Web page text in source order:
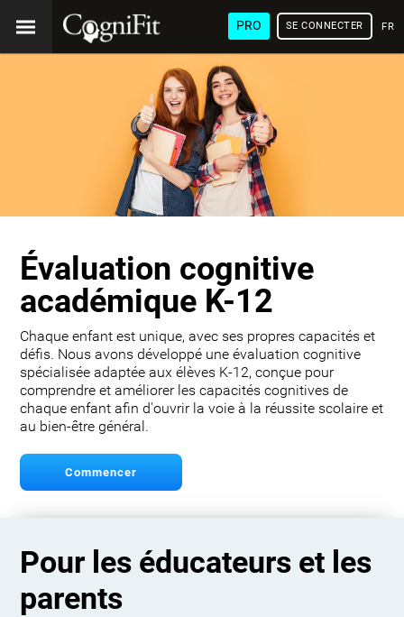
PRO SE CONNECTER
Évaluation cognitive
académique K-12
Chaque enfant est unique, avec ses propres capacités et
défis. Nous avons développé une évaluation cognitive
spécialisée adaptée aux élèves K-12, conçue pour
comprendre et améliorer les capacités cognitives de
chaque enfant afin d'ouvrir la voie à la réussite scolaire et
au bien-être général.
Commencer
Pour les éducateurs et les
parents